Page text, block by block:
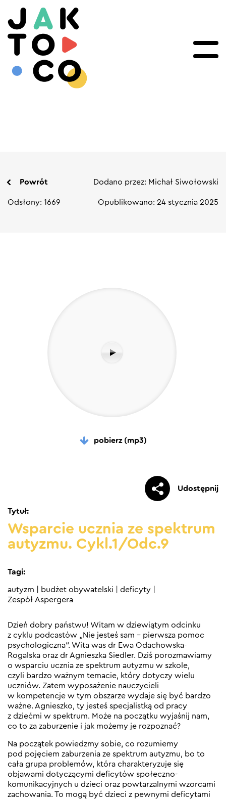
Powrót Dodano przez: Michał Siwołowski
Odsłony: 1669 Opublikowano: 24 stycznia 2025
pobierz (mp3)
Udostępnij
Wsparcie ucznia ze spektrum
autyzmu. Cykl.1/Odc.9
Tytuł:
Tagi:
autyzm budżet obywatelski deficyty
Zespół Aspergera
Dzień dobry państwu! Witam w dziewiątym odcinku
z cyklu podcastów „Nie jesteś sam – pierwsza pomoc
psychologiczna”. Wita was dr Ewa Odachowska-
Rogalska oraz dr Agnieszka Siedler. Dziś porozmawiamy
o wsparciu ucznia ze spektrum autyzmu w szkole,
czyli bardzo ważnym temacie, który dotyczy wielu
uczniów. Zatem wyposażenie nauczycieli
w kompetencje w tym obszarze wydaje się być bardzo
ważne. Agnieszko, ty jesteś specjalistką od pracy
z dziećmi w spektrum. Może na początku wyjaśnij nam,
co to za zaburzenie i jak możemy je rozpoznać?
Na początek powiedzmy sobie, co rozumiemy
pod pojęciem zaburzenia ze spektrum autyzmu, bo to
cała grupa problemów, która charakteryzuje się
objawami dotyczącymi deficytów społeczno-
komunikacyjnych u dzieci oraz powtarzalnymi wzorcami
zachowania. To mogą być dzieci z pewnymi deficytami